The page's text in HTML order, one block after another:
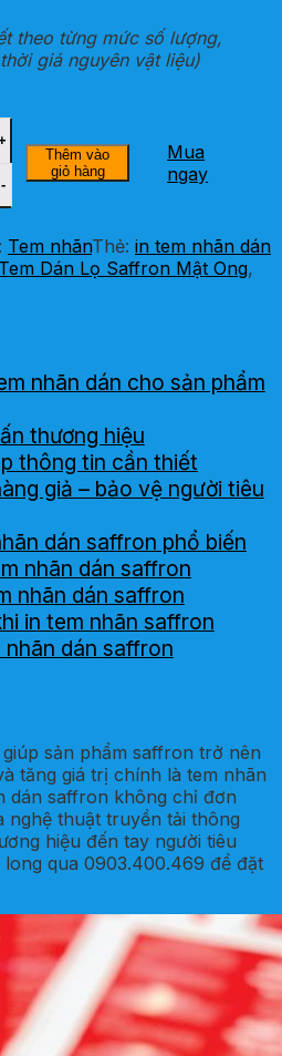
theo từng mức số lượng,
giá nguyên vật liệu)
Thêm vào
giỏ hàng
Mua
ngay
Tem nhãnThẻ: in tem nhãn dán
Tem Dán Lọ Saffron Mật Ong,
nhãn dán cho sản phẩm
thương hiệu
thông tin cần thiết
giả – bảo vệ người tiêu
dán saffron phổ biến
nhãn dán saffron
nhãn dán saffron
in tem nhãn saffron
nhãn dán saffron
sản phẩm saffron trở nên
tăng giá trị chính là tem nhãn
dán saffron không chỉ đơn
nghệ thuật truyền tải thông
hiệu đến tay người tiêu
qua 0903.400.469 để đặt